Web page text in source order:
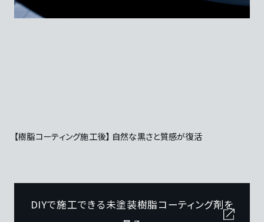
【樹脂コーティング施工後】 自然な黒さと質感が復活
DIYで施工できる未塗装樹脂コーティング剤を